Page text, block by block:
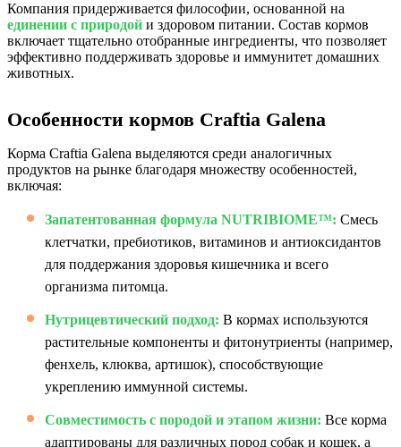
Компания придерживается философии, основанной на
единении с природой и здоровом питании. Состав кормов
включает тщательно отобранные ингредиенты, что позволяет
эффективно поддерживать здоровье и иммунитет домашних
животных.
Особенности кормов Craftia Galena
Корма Craftia Galena выделяются среди аналогичных
продуктов на рынке благодаря множеству особенностей,
включая:
Запатентованная формула NUTRIBIOME™: Смесь
клетчатки, пребиотиков, витаминов и антиоксидантов
для поддержания здоровья кишечника и всего
организма питомца.
Нутрицевтический подход: В кормах используются
растительные компоненты и фитонутриенты (например,
фенхель, клюква, артишок), способствующие
укреплению иммунной системы.
Совместимость с породой и этапом жизни: Все корма
адаптированы для различных пород собак и кошек, а